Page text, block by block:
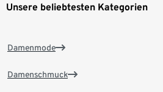
Unsere beliebtesten Kategorien
Damenmode
Damenschmuck